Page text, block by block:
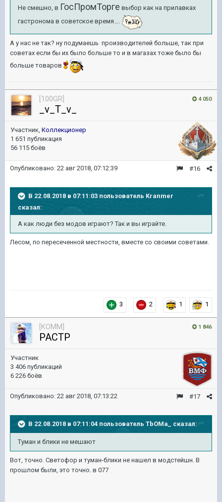
Не смешно, в ГосПромТорге выбор как на прилавках
гастронома в советское время….
А у нас не так? ну подумаешь производителей больше, так при
советах если бы их было больше то и в магазах тоже было бы
больше товаров
4 050
[100GR]
_v_T_v_
Участник, Коллекционер
1 651 публикация
56 115 боёв
#16
Опубликовано: 22 авг 2018, 07:12:39
В 22.08.2018 в 07:11:03 пользователь Kranmer
сказал:
А как люди без модов играют? Так и вы играйте.
Лесом, по пересеченной местности, вместе со своими советами.
3 2 1 1
1 846
[KOMM]
PACTP
Участник
3 406 публикаций
6 226 боёв
#17
Опубликовано: 22 авг 2018, 07:13:22
В 22.08.2018 в 07:11:04 пользователь TbOMa_ сказал:
Туман и блики не мешают
Вот, точно. Светофор и туман-блики не нашел в модстейшн. В
прошлом были, это точно. в 077